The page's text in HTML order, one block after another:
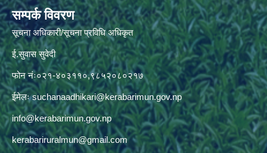
सम्पर्क विवरण
सूचना अधिकारी/सूचना प्रविधि अधिकृत
ई.सुवास सुवेदी
फोन नंः०२१-४०३११०,९८५२०८०२१७
ईमेलःsuchanaadhikari@kerabarimun.gov.np
info@kerabarimun.gov.np
kerabariruralmun@gmail.com